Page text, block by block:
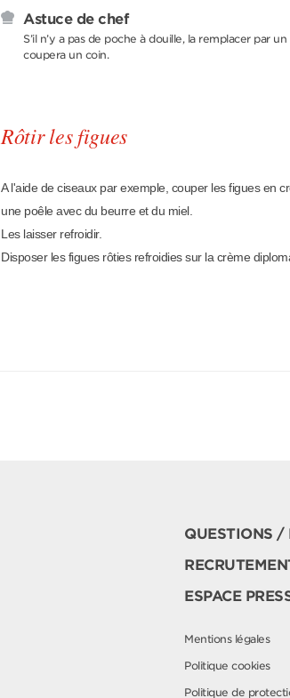
Astuce de chef
S’il n’y a pas de poche à douille, la remplacer par
coupera un coin.
Rôtir les figues
A l'aide de ciseaux par exemple, couper les figues en
une poêle avec du beurre et du miel.
Les laisser refroidir.
Disposer les figues rôties refroidies sur la crème
QUESTIONS /
ESPACE
Mentions légales
Politique cookies
Politique de